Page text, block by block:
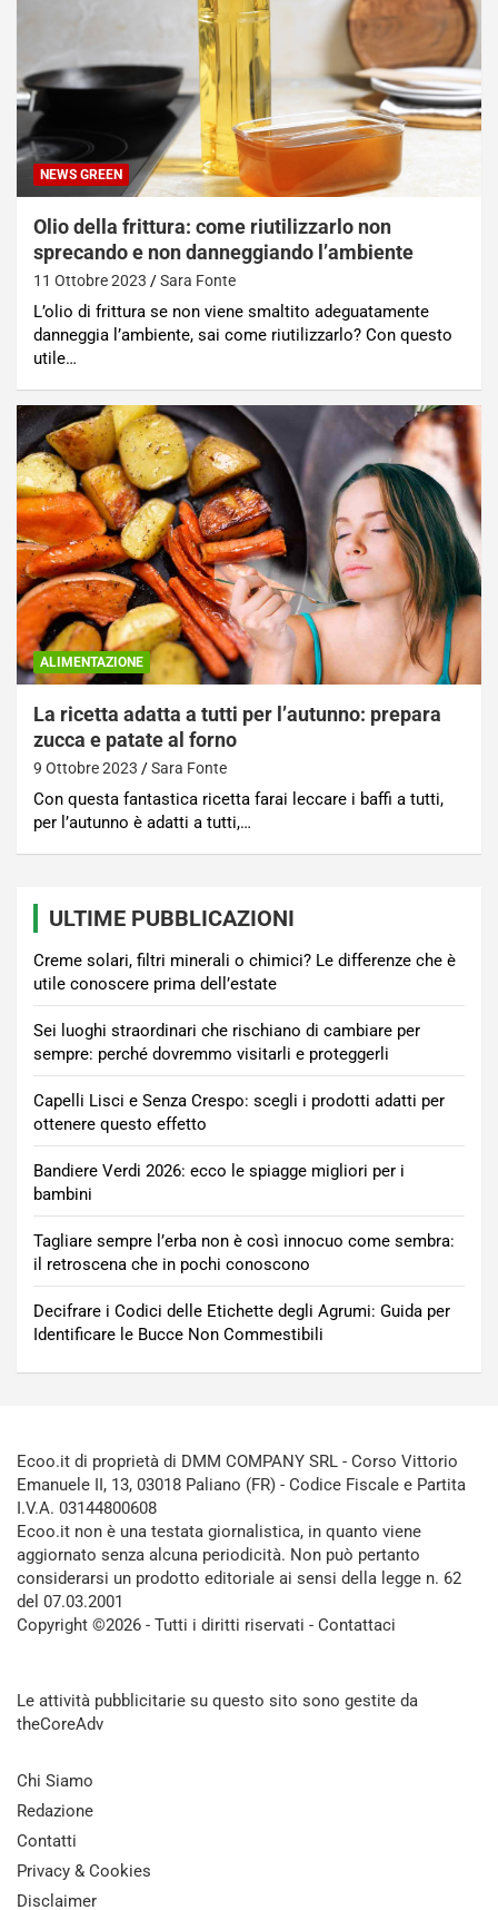
NEWS GREEN
Olio della frittura: come riutilizzarlo non
sprecando e non danneggiando l’ambiente
11 Ottobre 2023 Sara Fonte
L’olio di frittura se non viene smaltito adeguatamente
danneggia l’ambiente, sai come riutilizzarlo? Con questo
utile…
ALIMENTAZIONE
La ricetta adatta a tutti per l’autunno: prepara
zucca e patate al forno
9 Ottobre 2023 Sara Fonte
Con questa fantastica ricetta farai leccare i baffi a tutti,
per l’autunno è adatti a tutti,…
ULTIME PUBBLICAZIONI
Creme solari, filtri minerali o chimici? Le differenze che è
utile conoscere prima dell’estate
Sei luoghi straordinari che rischiano di cambiare per
sempre: perché dovremmo visitarli e proteggerli
Capelli Lisci e Senza Crespo: scegli i prodotti adatti per
ottenere questo effetto
Bandiere Verdi 2026: ecco le spiagge migliori per i
bambini
Tagliare sempre l’erba non è così innocuo come sembra:
il retroscena che in pochi conoscono
Decifrare i Codici delle Etichette degli Agrumi: Guida per
Identificare le Bucce Non Commestibili
Ecoo.it di proprietà di DMM COMPANY SRL - Corso Vittorio
Emanuele II, 13, 03018 Paliano (FR) - Codice Fiscale e Partita
I.V.A. 03144800608
Ecoo.it non è una testata giornalistica, in quanto viene
aggiornato senza alcuna periodicità. Non può pertanto
considerarsi un prodotto editoriale ai sensi della legge n. 62
del 07.03.2001
Copyright ©2026 - Tutti i diritti riservati - Contattaci
Le attività pubblicitarie su questo sito sono gestite da
theCoreAdv
Chi Siamo
Redazione
Contatti
Privacy & Cookies
Disclaimer